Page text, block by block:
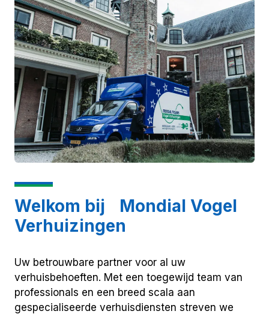
Welkom bij Mondial Vogel
Verhuizingen
Uw betrouwbare partner voor al uw
verhuisbehoeften. Met een toegewijd team van
professionals en een breed scala aan
gespecialiseerde verhuisdiensten streven we